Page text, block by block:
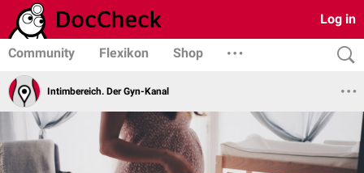
Log in
Community Flexikon Shop
Intimbereich. Der Gyn-Kanal